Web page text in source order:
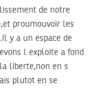
de notre
proumouvoir les
y a un espace de
l exploite a fond
liberte,non en s
plutot en se